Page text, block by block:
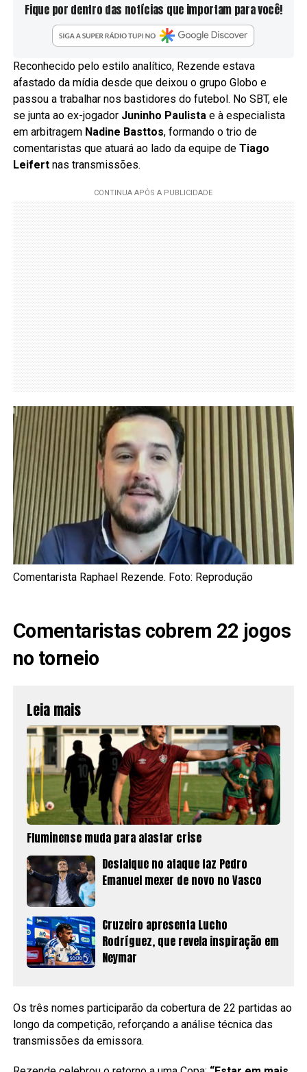
Fique por dentro das notícias que importam para você!
Reconhecido pelo estilo analítico, Rezende estava
afastado da mídia desde que deixou o grupo Globo e
passou a trabalhar nos bastidores do futebol. No SBT, ele
se junta ao ex-jogador Juninho Paulistae à especialista
em arbitragem Nadine Basttos, formando o trio de
comentaristas que atuará ao lado da equipe de Tiago
Leifertnas transmissões.
Comentarista Raphael Rezende. Foto: Reprodução
Comentaristas cobrem 22 jogos
no torneio
Leia mais
Fluminense muda para afastar crise
Desfalque no ataque faz Pedro
Emanuel mexer de novo no Vasco
Cruzeiro apresenta Lucho
Rodríguez, que revela inspiração em
Neymar
Os três nomes participarão da cobertura de 22 partidas ao
longo da competição, reforçando a análise técnica das
transmissões da emissora.